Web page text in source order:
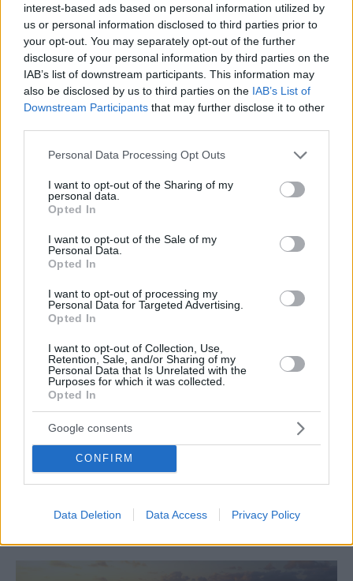
interest-based ads based on personal information utilized by
us or personal information disclosed to third parties prior to
your opt-out. You may separately opt-out of the further
disclosure of your personal information by third parties on the
IAB’s list of downstream participants. This information may
also be disclosed by us to third parties on the IAB’s List of
Downstream Participants that may further disclose it to other
Please note that this website/app uses one or more Google
not limited to your visit or usage behaviour. You may click to
grant or deny consent to Google and its third-party tags to
use your data for below specified purposes in below Google
consent section.
Personal Data Processing Opt Outs
I want to opt-out of the Sharing of my
personal data.
Opted In
I want to opt-out of the Sale of my
Personal Data.
Opted In
I want to opt-out of processing my
Personal Data for Targeted Advertising.
Opted In
I want to opt-out of Collection, Use,
Retention, Sale, and/or Sharing of my
Personal Data that Is Unrelated with the
Purposes for which it was collected.
Opted In
Google consents
CONFIRM
Data Deletion Data Access Privacy Policy
ΙΚΕΑ, Intersport και εμπορικό πάρκο στο Ελληνικό
ΕΙΔΗΣΕΙΣ
έργου με τα νέα δεδομένα